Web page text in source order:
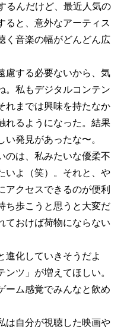
るんだけど、最近人気の
ると、意外なアーティス
く音楽の幅がどんどん広
する必要ないから、気
。私もデジタルコンテン
れまでは興味を持たなか
れるようになった。結果
発見があったな〜。
のは、私みたいな優柔不
いよ（笑）。それと、や
アクセスできるのが便利
ち歩こうと思うと大変だ
ておけば荷物にならない
進化していきそうだよ
ツ」が増えてほしい。
ーム感覚でみんなと飲め
は自分が視聴した映画や